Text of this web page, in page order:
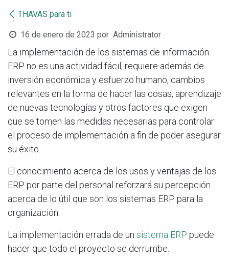
THAVAS para ti
16 de enero de 2023 por Administrator
La implementación de los sistemas de información
ERP no es una actividad fácil, requiere además de
inversión económica y esfuerzo humano, cambios
relevantes en la forma de hacer las cosas, aprendizaje
de nuevas tecnologías y otros factores que exigen
que se tomen las medidas necesarias para controlar
el proceso de implementación a fin de poder asegurar
su éxito.
El conocimiento acerca de los usos y ventajas de los
ERP por parte del personal reforzará su percepción
acerca de lo útil que son los sistemas ERP para la
organización.
La implementación errada de un sistema ERP puede
hacer que todo el proyecto se derrumbe.